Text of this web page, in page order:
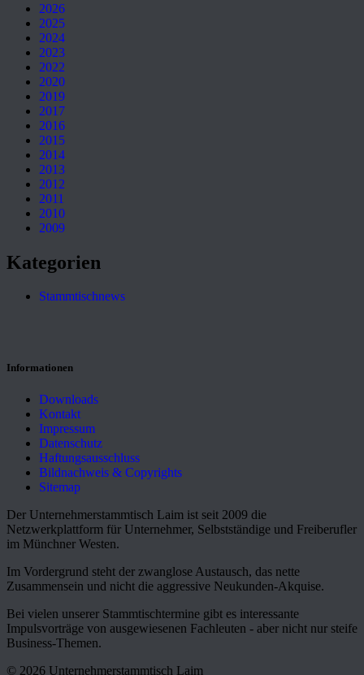
2026
2025
2024
2023
2022
2020
2019
2017
2016
2015
2014
2013
2012
2011
2010
2009
Kategorien
Stammtischnews
Informationen
Downloads
Kontakt
Impressum
Datenschutz
Haftungsausschluss
Bildnachweis & Copyrights
Sitemap
Der Unternehmerstammtisch Laim ist seit 2009 die
Netzwerkplattform für Unternehmer, Selbstständige und Freiberufler
im Münchner Westen.
Im Vordergrund steht der zwanglose Austausch, das nette
Zusammensein und nicht die aggressive Neukunden-Akquise.
Bei vielen unserer Stammtischtermine gibt es interessante
Impulsvorträge von ausgewiesenen Fachleuten - aber nicht nur steife
Business-Themen.
© 2026 Unternehmerstammtisch Laim